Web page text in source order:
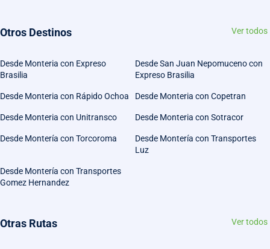
Otros Destinos Ver todos
Desde Monteria con Expreso
Brasilia
Desde San Juan Nepomuceno con
Expreso Brasilia
Desde Monteria con Rápido Ochoa Desde Monteria con Copetran
Desde Monteria con Unitransco Desde Monteria con Sotracor
Desde Montería con Torcoroma
Desde Montería con Transportes
Luz
Desde Montería con Transportes
Gomez Hernandez
Otras Rutas Ver todos